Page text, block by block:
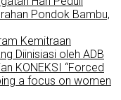
Pondok Bambu,
Kemitraan
Diinisiasi oleh ADB
KONEKSI “Forced
a focus on women